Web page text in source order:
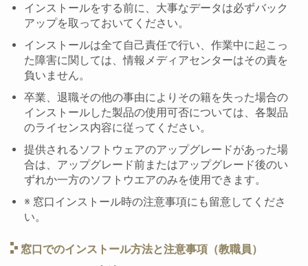
インストールをする前に、大事なデータは必ずバック
アップを取っておいてください。
インストールは全て自己責任で行い、作業中に起こっ
た障害に関しては、情報メディアセンターはその責を
負いません。
卒業、退職その他の事由によりその籍を失った場合の
インストールした製品の使用可否については、各製品
のライセンス内容に従ってください。
提供されるソフトウェアのアップグレードがあった場
合は、アップグレード前またはアップグレード後のい
ずれか一方のソフトウエアのみを使用できます。
※ 窓口インストール時の注意事項にも留意してくださ
い。
窓口でのインストール方法と注意事項（教職員）